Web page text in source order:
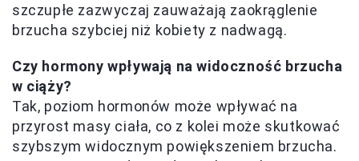
szczupłe zazwyczaj zauważają zaokrąglenie
brzucha szybciej niż kobiety z nadwagą.
Czy hormony wpływają na widoczność brzucha
w ciąży?
Tak, poziom hormonów może wpływać na
przyrost masy ciała, co z kolei może skutkować
szybszym widocznym powiększeniem brzucha.